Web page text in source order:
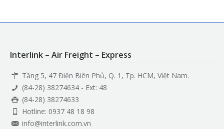
Interlink – Air Freight – Express
Tầng 5, 47 Điện Biên Phủ, Q. 1, Tp. HCM, Việt Nam.
(84-28) 38274634 - Ext: 48
(84-28) 38274633
Hotline: 0937 48 18 98
info@interlink.com.vn